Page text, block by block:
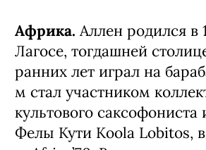
Африка. Аллен родился в
Лагосе, тогдашней
ранних лет играл на
м стал участником
культового саксофониста
Фелы Кути Koola Lobitos,